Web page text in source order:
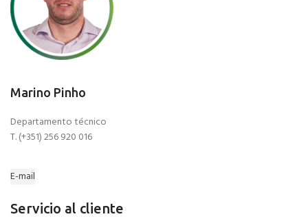
Marino Pinho
Departamento técnico
T. (+351) 256 920 016
E-mail
Servicio al cliente